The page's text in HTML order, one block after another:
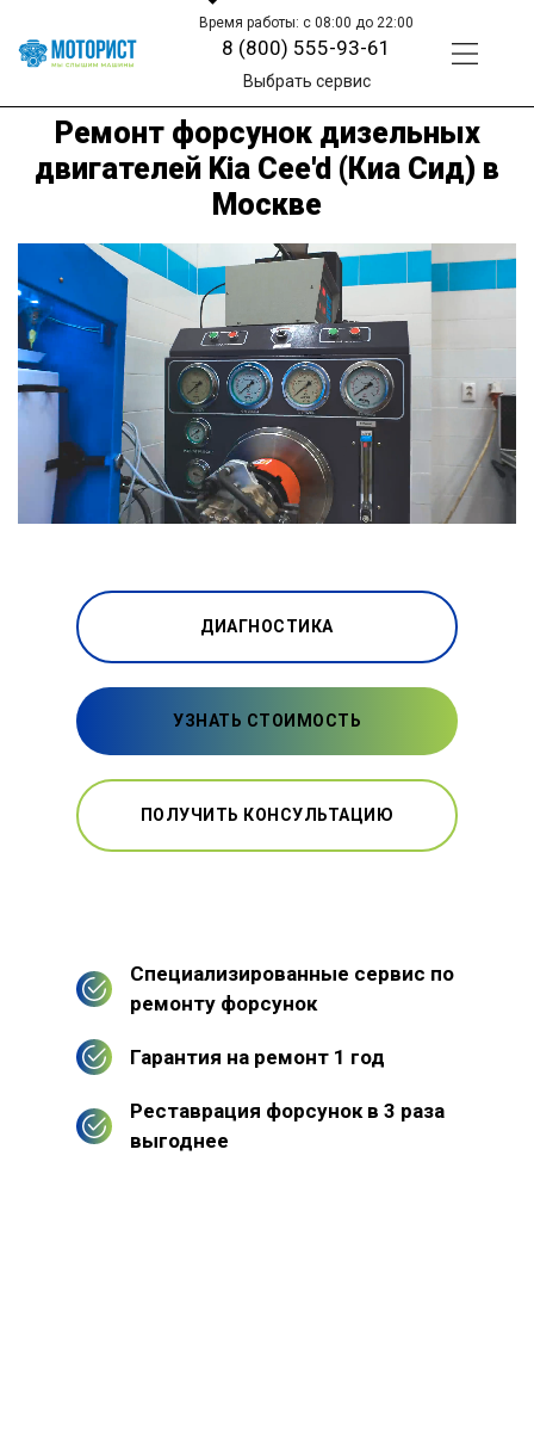
Время работы: с 08:00 до 22:00
8 (800) 555-93-61
Выбрать сервис
Ремонт форсунок дизельных
двигателей Kia Cee'd (Киа Сид) в
Москве
ДИАГНОСТИКА
УЗНАТЬ СТОИМОСТЬ
ПОЛУЧИТЬ КОНСУЛЬТАЦИЮ
Специализированные сервис по
ремонту форсунок
Гарантия на ремонт 1 год
Реставрация форсунок в 3 раза
выгоднее